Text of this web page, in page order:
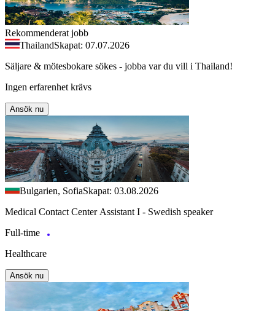
Rekommenderat jobb
ThailandSkapat: 07.07.2026
Säljare & mötesbokare sökes - jobba var du vill i Thailand!
Ingen erfarenhet krävs
Ansök nu
Bulgarien, SofiaSkapat: 03.08.2026
Medical Contact Center Assistant I - Swedish speaker
Full-time
Healthcare
Ansök nu